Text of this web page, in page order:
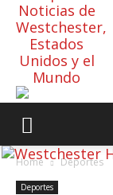
Noticias de
Westchester,
Estados
Unidos y el
Mundo
Home Deportes
Deportes